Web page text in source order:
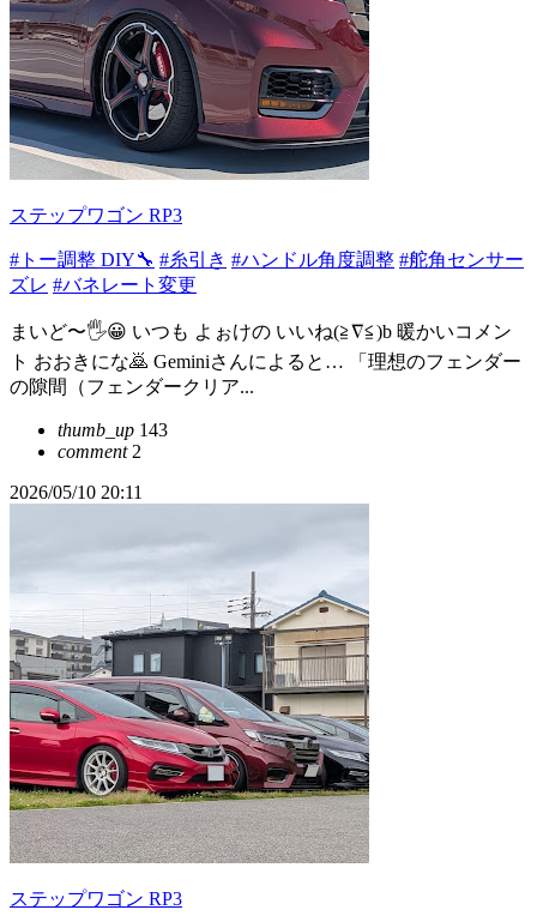
ステップワゴン RP3
#トー調整 DIY🔧 #糸引き #ハンドル角度調整 #舵角センサー
ズレ #バネレート変更
まいど〜🖐️😀 いつも よぉけの いいね(≧∇≦)b 暖かいコメン
ト おおきにな🙇 Geminiさんによると… 「理想のフェンダー
の隙間（フェンダークリア...
thumb_up 143
comment2
2026/05/10 20:11
ステップワゴン RP3